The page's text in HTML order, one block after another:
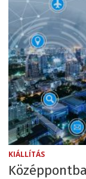
KIÁLLÍTÁS